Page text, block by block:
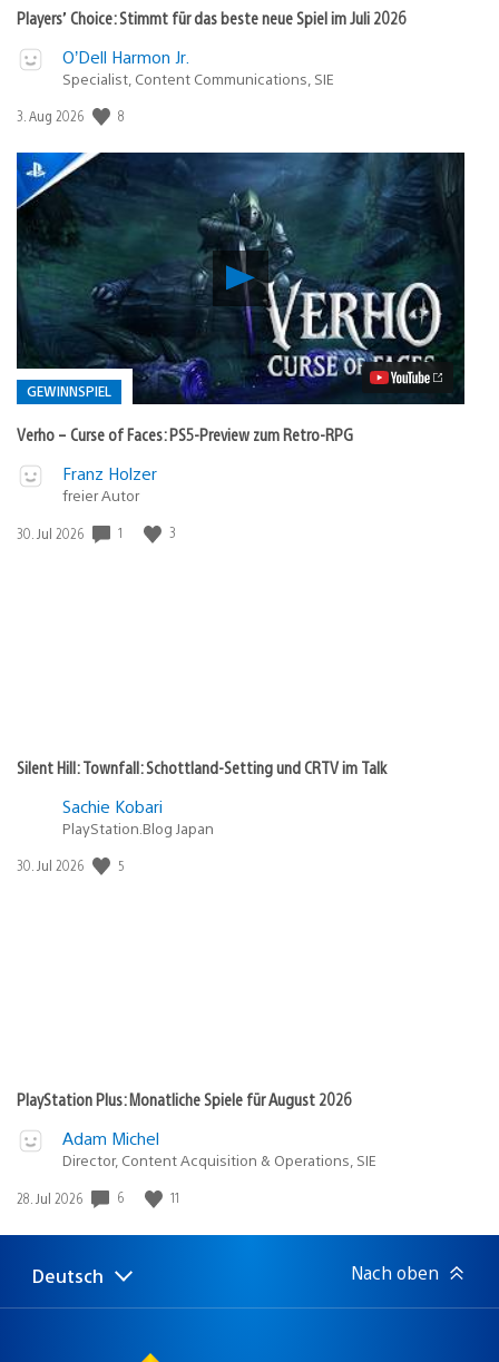
Players’ Choice: Stimmt für das beste neue Spiel im Juli 2026
O’Dell Harmon Jr.
Specialist, Content Communications, SIE
Veröffentlichungsdatum:
3. Aug 2026 8
Verho
–
Curse
of
Faces:
PS5-
Preview
zum
Retro-
GEWINNSPIEL
Verho – Curse of Faces: PS5-Preview zum Retro-RPG
Veröffentlicht
Gewinnspiel
Franz Holzer
freier Autor
Veröffentlichungsdatum:
30. Jul 2026 1 3
Silent Hill: Townfall: Schottland-Setting und CRTV im Talk
Sachie Kobari
PlayStation.Blog Japan
Veröffentlichungsdatum:
30. Jul 2026 5
PlayStation Plus: Monatliche Spiele für August 2026
Adam Michel
Director, Content Acquisition & Operations, SIE
Veröffentlichungsdatum:
28. Jul 2026 6 11
Select
a
Aktuelle
Region:
Deutsch Nach oben